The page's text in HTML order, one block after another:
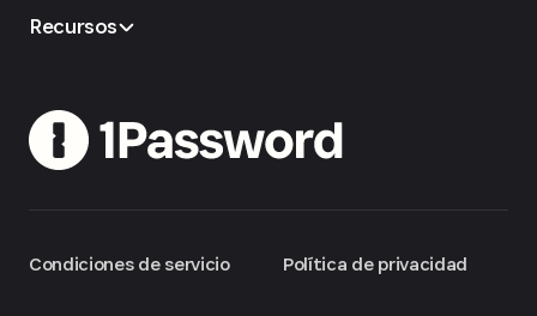
Recursos
Condiciones de servicio Política de privacidad